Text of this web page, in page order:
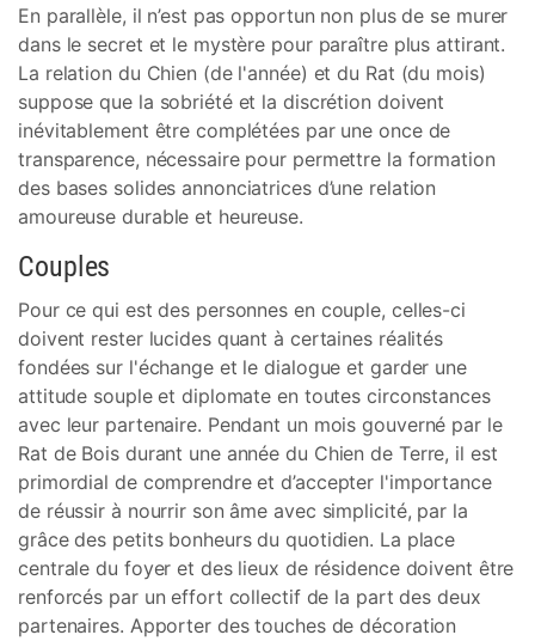
En parallèle, il n’est pas opportun non plus de se murer
dans le secret et le mystère pour paraître plus attirant.
La relation du Chien (de l'année) et du Rat (du mois)
suppose que la sobriété et la discrétion doivent
inévitablement être complétées par une once de
transparence, nécessaire pour permettre la formation
des bases solides annonciatrices d’une relation
amoureuse durable et heureuse.
Couples
Pour ce qui est des personnes en couple, celles-ci
doivent rester lucides quant à certaines réalités
fondées sur l'échange et le dialogue et garder une
attitude souple et diplomate en toutes circonstances
avec leur partenaire. Pendant un mois gouverné par le
Rat de Bois durant une année du Chien de Terre, il est
primordial de comprendre et d’accepter l'importance
de réussir à nourrir son âme avec simplicité, par la
grâce des petits bonheurs du quotidien. La place
centrale du foyer et des lieux de résidence doivent être
renforcés par un effort collectif de la part des deux
partenaires. Apporter des touches de décoration